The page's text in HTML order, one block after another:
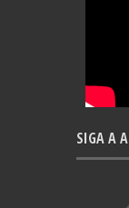
SIGA A